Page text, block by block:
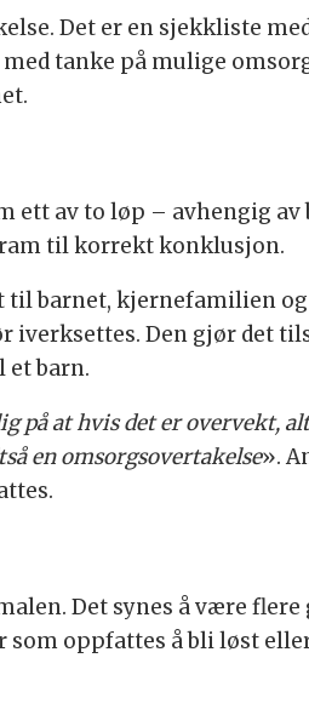
Det er en sjekkliste
tanke på mulige
ett av to løp – avhengig
til korrekt konklusjon.
barnet, kjernefamilien
Den gjør det
barn.
på at hvis det er overvekt,
en omsorgsovertakelse».
Det synes å være
oppfattes å bli løst